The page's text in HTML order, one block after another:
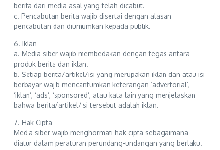
berita dari media asal yang telah dicabut.
c. Pencabutan berita wajib disertai dengan alasan
pencabutan dan diumumkan kepada publik.
6. Iklan
a. Media siber wajib membedakan dengan tegas antara
produk berita dan iklan.
b. Setiap berita/artikel/isi yang merupakan iklan dan atau isi
berbayar wajib mencantumkan keterangan ‘advertorial’,
‘iklan’, ‘ads’, ‘sponsored’, atau kata lain yang menjelaskan
bahwa berita/artikel/isi tersebut adalah iklan.
7. Hak Cipta
Media siber wajib menghormati hak cipta sebagaimana
diatur dalam peraturan perundang-undangan yang berlaku.